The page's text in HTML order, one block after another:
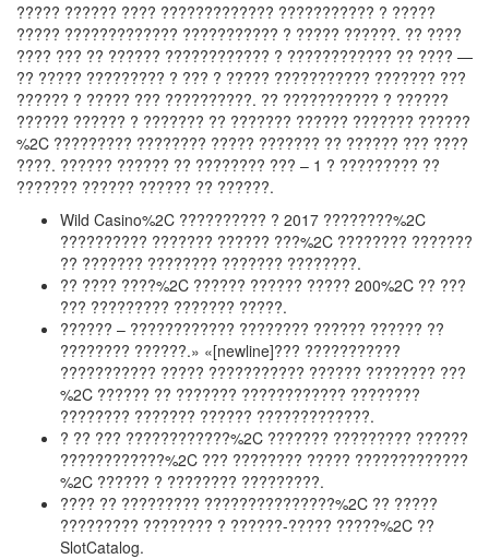
????? ?????? ???? ????????????? ??????????? ? ?????
????? ????????????? ??????????? ? ????? ??????. ?? ????
???? ??? ?? ?????? ???????????? ? ???????????? ?? ???? —
?? ????? ????????? ? ??? ? ????? ??????????? ??????? ???
?????? ? ????? ??? ??????????. ?? ??????????? ? ??????
?????? ?????? ? ??????? ?? ??????? ?????? ??????? ??????
%2C ????????? ???????? ????? ??????? ?? ?????? ??? ????
????. ?????? ?????? ?? ???????? ??? – 1 ? ????????? ??
??????? ?????? ?????? ?? ??????.
Wild Casino%2C ?????????? ? 2017 ????????%2C
?????????? ??????? ?????? ???%2C ???????? ???????
?? ??????? ???????? ??????? ????????.
?? ???? ????%2C ?????? ?????? ????? 200%2C ?? ???
??? ????????? ??????? ?????.
?????? – ???????????? ???????? ?????? ?????? ??
???????? ??????.» «[newline]??? ???????????
??????????? ????? ??????????? ?????? ???????? ???
%2C ?????? ?? ??????? ???????????? ????????
???????? ??????? ?????? ?????????????.
? ?? ??? ????????????%2C ??????? ????????? ??????
????????????%2C ??? ???????? ????? ?????????????
%2C ?????? ? ???????? ?????????.
???? ?? ????????? ???????????????%2C ?? ?????
????????? ???????? ? ??????-????? ?????%2C ??
SlotCatalog.